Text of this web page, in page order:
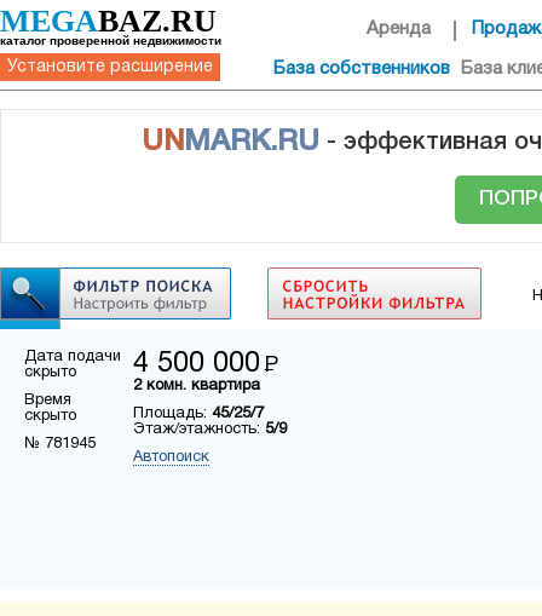
MEGABAZ.RU
каталог проверенной недвижимости
Установите расширение
Аренда
База собственников База
UN MARK.RU - эффективная
Дата подачи
скрыто
Время
скрыто
№ 781945
4 500 000 Р
2 комн. квартира
Площадь: 45/25/7
Этаж/этажность: 5/9
Автопоиск